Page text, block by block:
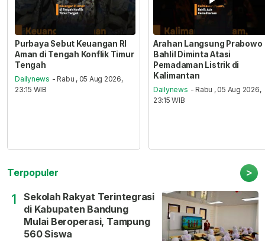
Purbaya Sebut Keuangan RI
Aman di Tengah Konflik Timur
Tengah
Dailynews - Rabu , 05 Aug 2026,
23:15 WIB
Arahan Langsung Prabowo
Bahlil Diminta Atasi
Pemadaman Listrik di
Kalimantan
Dailynews - Rabu , 05 Aug 2026,
23:15 WIB
Terpopuler >
1
Sekolah Rakyat Terintegrasi
di Kabupaten Bandung
Mulai Beroperasi, Tampung
560 Siswa